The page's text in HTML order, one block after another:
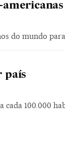
do mundo
país
cada 100.000